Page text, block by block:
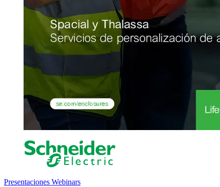
Presentaciones Webinars